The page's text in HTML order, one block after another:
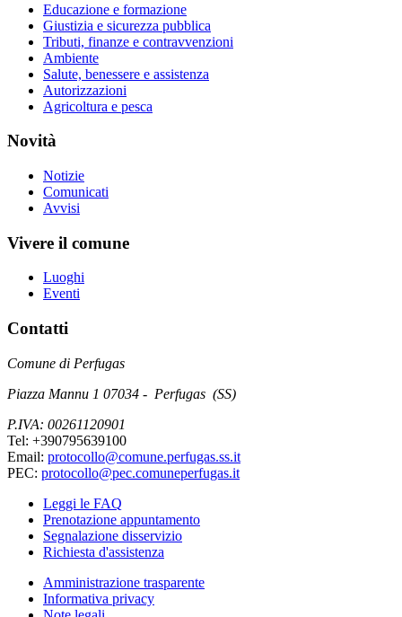
Educazione e formazione
Giustizia e sicurezza pubblica
Tributi, finanze e contravvenzioni
Ambiente
Salute, benessere e assistenza
Autorizzazioni
Agricoltura e pesca
Novità
Notizie
Comunicati
Avvisi
Vivere il comune
Luoghi
Eventi
Contatti
Comune di Perfugas
Piazza Mannu 1 07034 - Perfugas (SS)
P.IVA: 00261120901
Tel: +390795639100
Email: protocollo@comune.perfugas.ss.it
PEC: protocollo@pec.comuneperfugas.it
Leggi le FAQ
Prenotazione appuntamento
Segnalazione disservizio
Richiesta d'assistenza
Amministrazione trasparente
Informativa privacy